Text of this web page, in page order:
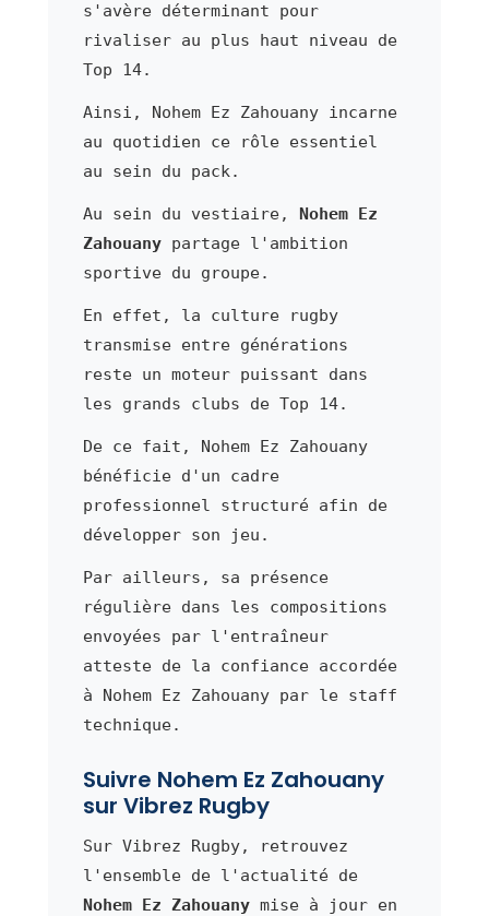
s'avère déterminant pour
rivaliser au plus haut niveau de
Top 14.
Ainsi, Nohem Ez Zahouany incarne
au quotidien ce rôle essentiel
au sein du pack.
Au sein du vestiaire, Nohem Ez
Zahouanypartage l'ambition
sportive du groupe.
En effet, la culture rugby
transmise entre générations
reste un moteur puissant dans
les grands clubs de Top 14.
De ce fait, Nohem Ez Zahouany
bénéficie d'un cadre
professionnel structuré afin de
développer son jeu.
Par ailleurs, sa présence
régulière dans les compositions
envoyées par l'entraîneur
atteste de la confiance accordée
à Nohem Ez Zahouany par le staff
technique.
Suivre Nohem Ez Zahouany
sur Vibrez Rugby
Sur Vibrez Rugby, retrouvez
l'ensemble de l'actualité de
Nohem Ez Zahouanymise à jour en